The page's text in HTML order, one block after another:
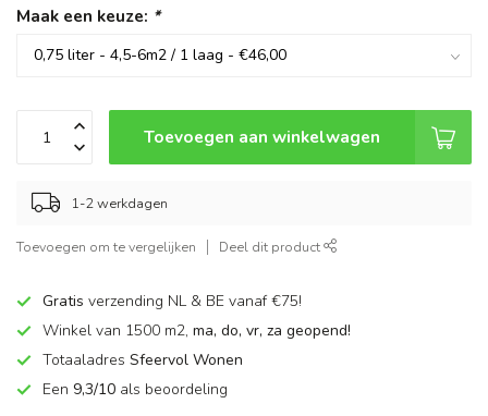
Maak een keuze: *
Toevoegen aan winkelwagen
1-2 werkdagen
Toevoegen om te vergelijken Deel dit product
Gratis verzending NL & BE vanaf €75!
Winkel van 1500 m2, ma, do, vr, za geopend!
Totaaladres Sfeervol Wonen
Een 9,3/10 als beoordeling